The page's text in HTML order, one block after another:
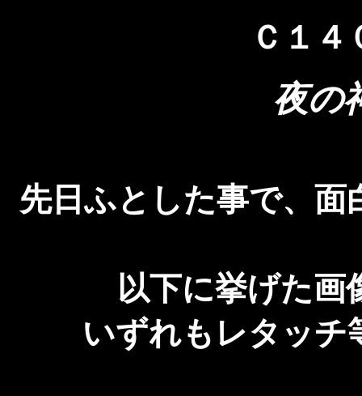
Ｃ１４
夜の
先日ふとした事で、
以下に挙げた画
いずれもレタッチ